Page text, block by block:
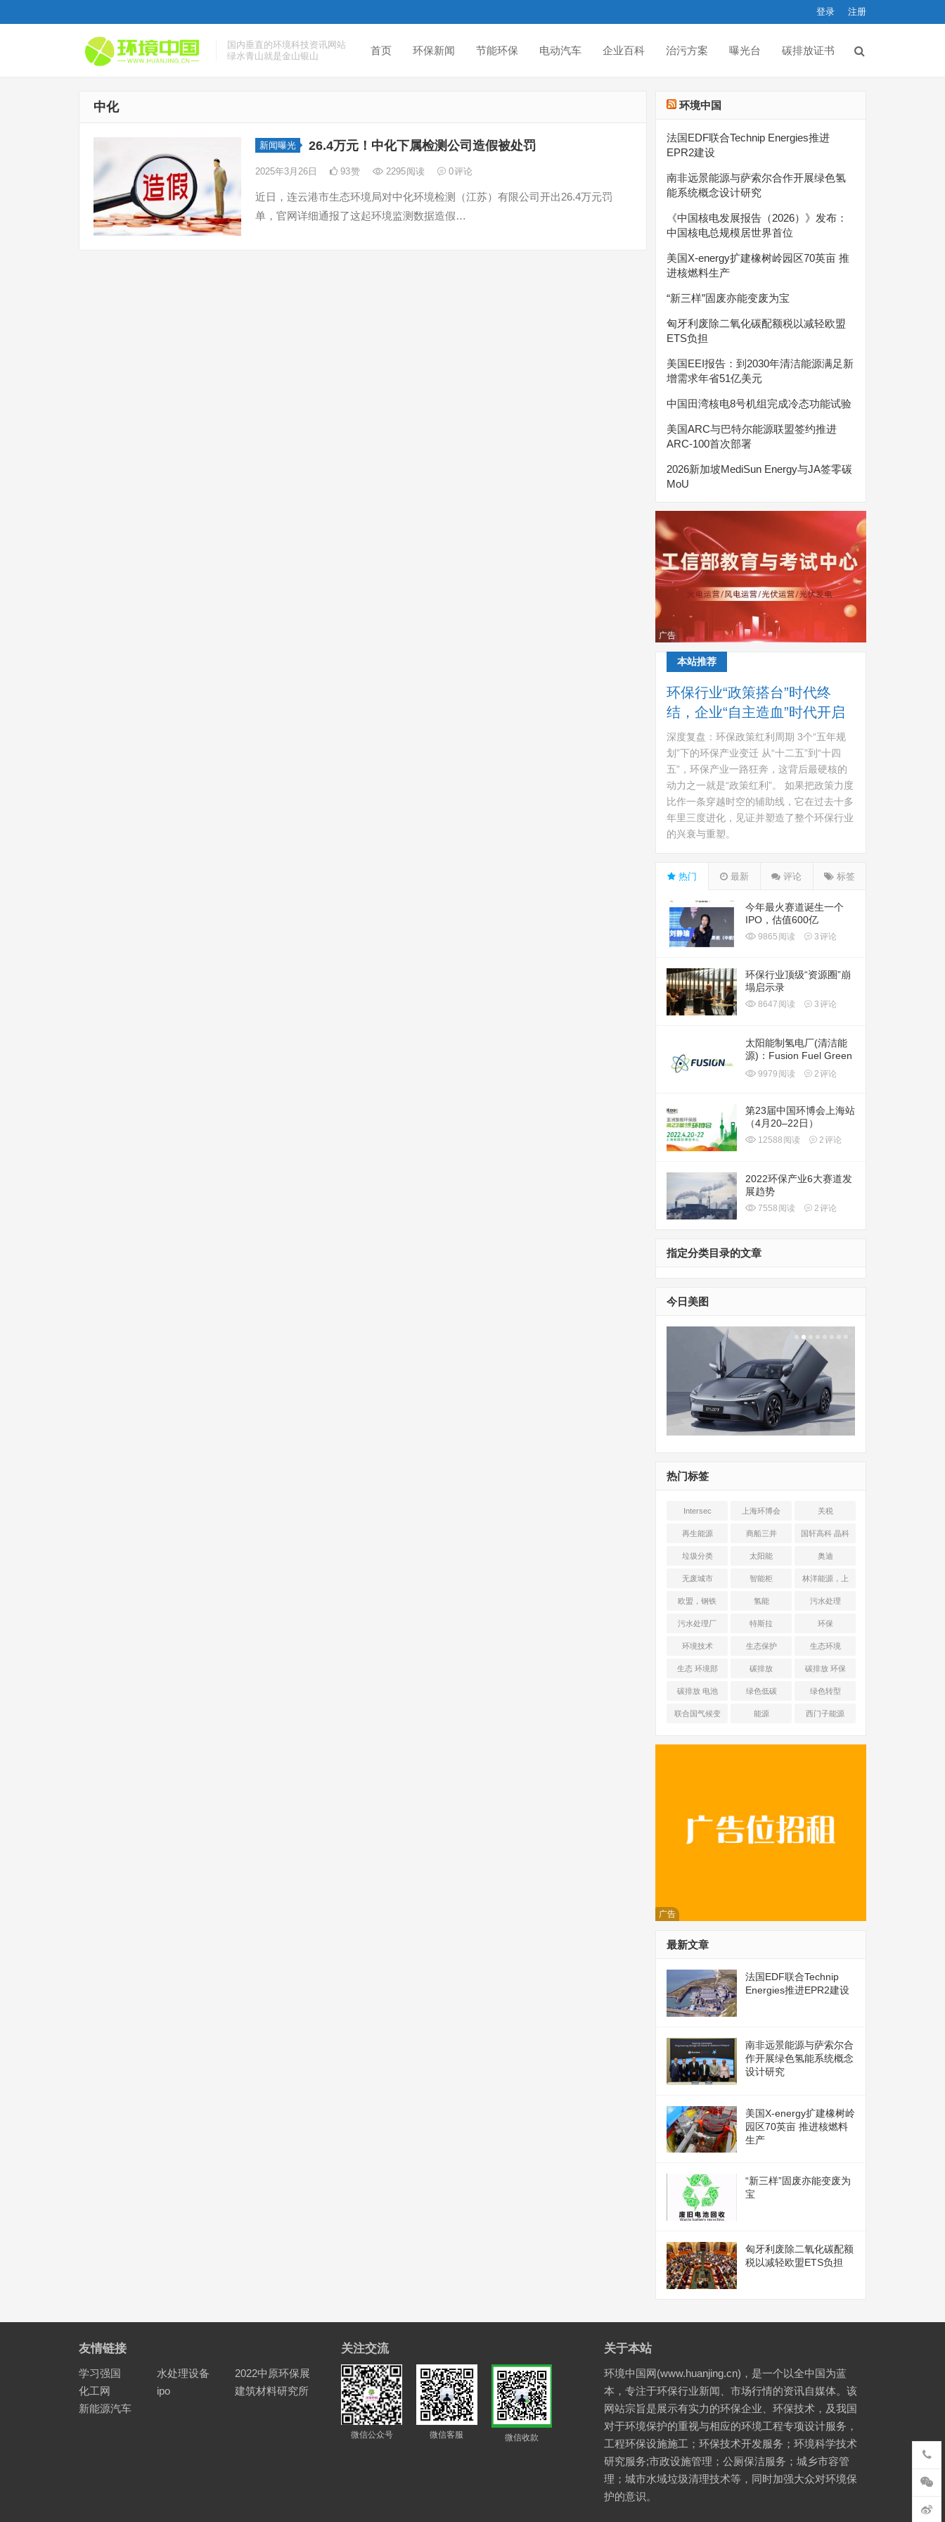
登录 注册
国内垂直的环境科技资讯网站
绿水青山就是金山银山
首页 环保新闻 节能环保 电动汽车 企业百科 治污方案 曝光台 碳排放证书
中化
新闻曝光 26.4万元！中化下属检测公司造假被处罚
2025年3月26日 93赞 2295阅读 0评论
近日，连云港市生态环境局对中化环境检测（江苏）有限公司开出26.4万元罚
单，官网详细通报了这起环境监测数据造假…
环境中国
法国EDF联合Technip Energies推进
EPR2建设
南非远景能源与萨索尔合作开展绿色氢
能系统概念设计研究
《中国核电发展报告（2026）》发布：
中国核电总规模居世界首位
美国X-energy扩建橡树岭园区70英亩 推
进核燃料生产
“新三样”固废亦能变废为宝
匈牙利废除二氧化碳配额税以减轻欧盟
ETS负担
美国EEI报告：到2030年清洁能源满足新
增需求年省51亿美元
中国田湾核电8号机组完成冷态功能试验
美国ARC与巴特尔能源联盟签约推进
ARC-100首次部署
2026新加坡MediSun Energy与JA签零碳
MoU
广告
本站推荐
环保行业“政策搭台”时代终
结，企业“自主造血”时代开启
深度复盘：环保政策红利周期 3个“五年规
划”下的环保产业变迁 从“十二五”到“十四
五”，环保产业一路狂奔，这背后最硬核的
动力之一就是“政策红利”。 如果把政策力度
比作一条穿越时空的辅助线，它在过去十多
年里三度进化，见证并塑造了整个环保行业
的兴衰与重塑。
热门 最新 评论 标签
今年最火赛道诞生一个
IPO，估值600亿
9865 阅读 3评论
环保行业顶级“资源圈”崩
塌启示录
8647 阅读 3评论
太阳能制氢电厂(清洁能
源)：Fusion Fuel Green
plc(HTOO)
9979 阅读 2评论
第23届中国环博会上海站
（4月20–22日）
12588 阅读 2评论
2022环保产业6大赛道发
展趋势
7558 阅读 2评论
指定分类目录的文章
今日美图
热门标签
Intersec
Shanghai
上海环博会 关税
再生能源 商船三井 国轩高科 晶科
能源 光伏+储能
垃圾分类 太阳能 奥迪
无废城市 智能柜 林洋能源，上
海舜华新能源
欧盟，钢铁 氢能 污水处理
污水处理厂 特斯拉 环保
环境技术 生态保护 生态环境
生态 环境部 碳排放 碳排放 环保
碳排放 电池 绿色低碳 绿色转型
联合国气候变 能源 西门子能源
广告
最新文章
法国EDF联合Technip
Energies推进EPR2建设
南非远景能源与萨索尔合
作开展绿色氢能系统概念
设计研究
美国X-energy扩建橡树岭
园区70英亩 推进核燃料
生产
“新三样”固废亦能变废为
宝
匈牙利废除二氧化碳配额
税以减轻欧盟ETS负担
友情链接
学习强国 水处理设备
2022中原环保展
化工网
ipo
建筑材料研究所
新能源汽车
关注交流
微信公众号 微信客服 微信收款
关于本站
环境中国网(www.huanjing.cn)，是一个以全中国为蓝
本，专注于环保行业新闻、市场行情的资讯自媒体。该
网站宗旨是展示有实力的环保企业、环保技术，及我国
对于环境保护的重视与相应的环境工程专项设计服务，
工程环保设施施工；环保技术开发服务；环境科学技术
研究服务;市政设施管理；公厕保洁服务；城乡市容管
理；城市水域垃圾清理技术等，同时加强大众对环境保
护的意识。